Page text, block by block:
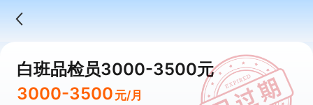
白班品检员3000-3500元
3000-3500 元/月